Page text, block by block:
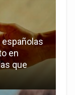
españolas
en
que